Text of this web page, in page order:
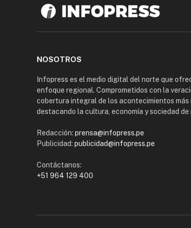
NOSOTROS
Infopress es el medio digital del norte que
enfoque regional. Comprometidos con la
cobertura integral de los acontecimientos más
destacando la cultura, economía y sociedad
Redacción: prensa@infopress.pe
Publicidad: publicidad@infopress.pe
Contáctanos:
+51 964 129 400